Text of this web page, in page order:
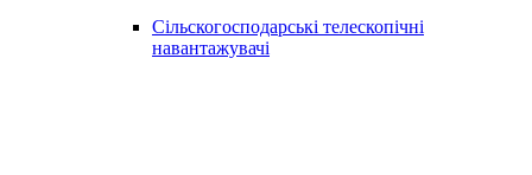
Сільскогосподарські телескопічні
навантажувачі